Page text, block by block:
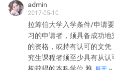
admin
2017-05-10
拉筹伯大学入学条件/申请
习的申请者，须具备成功
的资格，或持有认可的文
究生课程者须至少具有从